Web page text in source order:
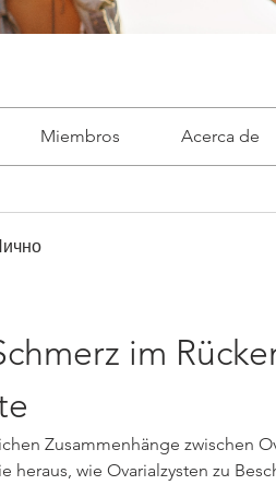
Miembros Acerca de
im
Zusammenhänge zwischen
heraus, wie Ovarialzysten zu